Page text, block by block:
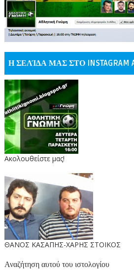
Η ΣΕΛΊΔΑ ΜΑΣ ΣΤΟ INSTAGRAM
Ακολουθείστε μας!
ΘΑΝΟΣ ΚΑΣΑΠΗΣ-ΧΑΡΗΣ ΣΤΟΙΚΟΣ
Αναζήτηση αυτού του ιστολογίου